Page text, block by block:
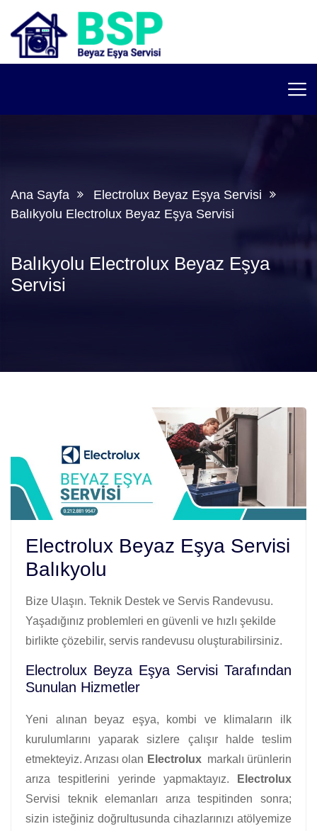
Ana Sayfa
Electrolux Beyaz Eşya Servisi
Balıkyolu Electrolux Beyaz Eşya Servisi
Balıkyolu Electrolux Beyaz Eşya
Servisi
Electrolux Beyaz Eşya Servisi
Balıkyolu
Bize Ulaşın. Teknik Destek ve Servis Randevusu.
Yaşadığınız problemleri en güvenli ve hızlı şekilde
birlikte çözebilir, servis randevusu oluşturabilirsiniz.
Electrolux Beyza Eşya Servisi Tarafından
Sunulan Hizmetler
Yeni alınan beyaz eşya, kombi ve klimaların ilk
kurulumlarını yaparak sizlere çalışır halde teslim
etmekteyiz. Arızası olan Electroluxmarkalı ürünlerin
arıza tespitlerini yerinde yapmaktayız.
Electrolux
Servisi teknik elemanları arıza tespitinden sonra;
sizin isteğiniz doğrultusunda cihazlarınızı atölyemize